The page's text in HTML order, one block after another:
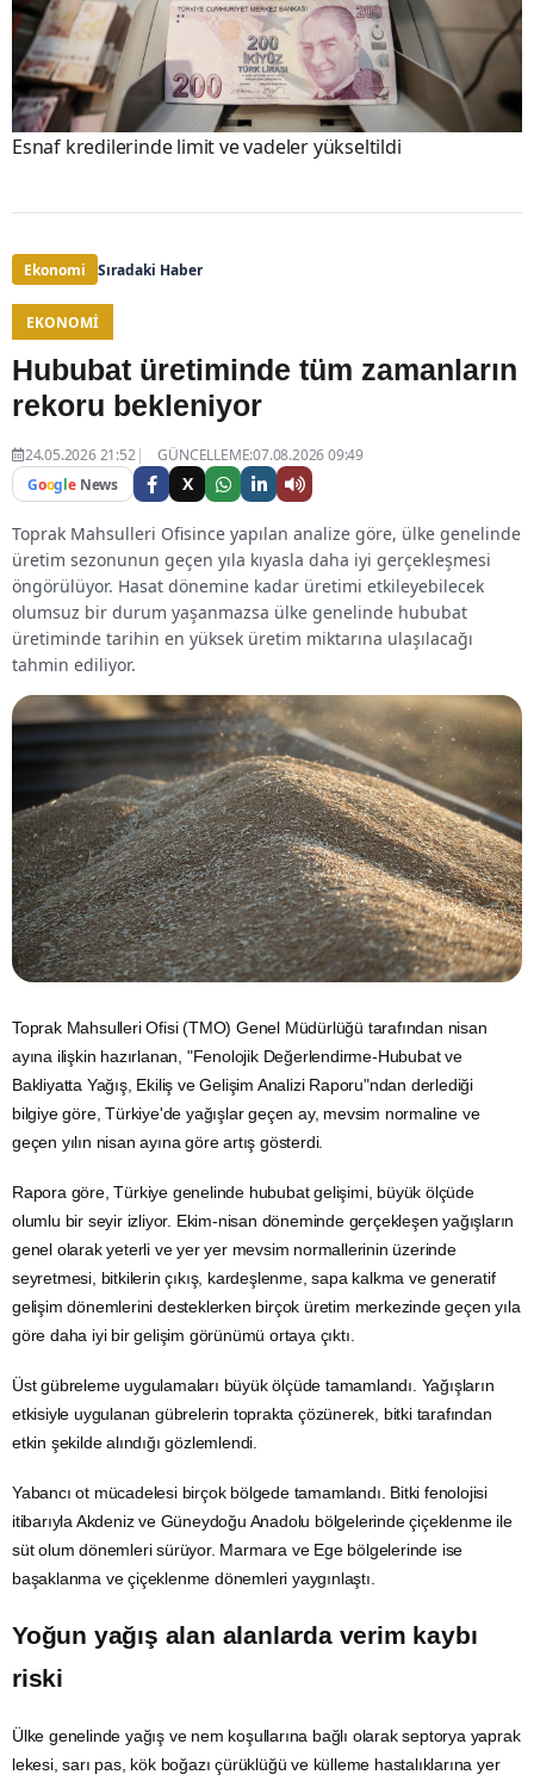
Esnaf kredilerinde limit ve vadeler yükseltildi
Ekonomi Sıradaki Haber
EKONOMI
Hububat üretiminde tüm zamanların
rekoru bekleniyor
24.05.2026 21:52
GÜNCELLEME:07.08.2026 09:49
Google News X
Toprak Mahsulleri Ofisince yapılan analize göre, ülke genelinde
üretim sezonunun geçen yıla kıyasla daha iyi gerçekleşmesi
öngörülüyor. Hasat dönemine kadar üretimi etkileyebilecek
olumsuz bir durum yaşanmazsa ülke genelinde hububat
üretiminde tarihin en yüksek üretim miktarına ulaşılacağı
tahmin ediliyor.
Toprak Mahsulleri Ofisi (TMO) Genel Müdürlüğü tarafından nisan
ayına ilişkin hazırlanan, "Fenolojik Değerlendirme-Hububat ve
Bakliyatta Yağış, Ekiliş ve Gelişim Analizi Raporu"ndan derlediği
bilgiye göre, Türkiye'de yağışlar geçen ay, mevsim normaline ve
geçen yılın nisan ayına göre artış gösterdi.
Rapora göre, Türkiye genelinde hububatgelişimi, büyük ölçüde
olumlu bir seyir izliyor. Ekim-nisan döneminde gerçekleşen yağışların
genel olarak yeterli ve yer yer mevsim normallerinin üzerinde
seyretmesi, bitkilerin çıkış, kardeşlenme, sapa kalkma ve generatif
gelişim dönemlerini desteklerken birçok üretim merkezinde geçen yıla
göre daha iyi bir gelişim görünümü ortaya çıktı.
Üst gübreleme uygulamaları büyük ölçüde tamamlandı. Yağışların
etkisiyle uygulanan gübrelerin toprakta çözünerek, bitki tarafından
etkin şekilde alındığı gözlemlendi.
Yabancı ot mücadelesi birçok bölgede tamamlandı. Bitki fenolojisi
itibarıyla Akdeniz ve Güneydoğu Anadolu bölgelerinde çiçeklenme ile
süt olum dönemleri sürüyor. Marmara ve Ege bölgelerinde ise
başaklanma ve çiçeklenme dönemleri yaygınlaştı.
Yoğun yağış alan alanlarda verim kaybı
riski
Ülke genelinde yağış ve nem koşullarına bağlı olarak septorya yaprak
lekesi, sarı pas, kök boğazı çürüklüğü ve külleme hastalıklarına yer